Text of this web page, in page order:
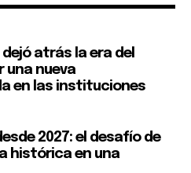
atrás la era del
una nueva
en las instituciones
2027: el desafío de
histórica en una